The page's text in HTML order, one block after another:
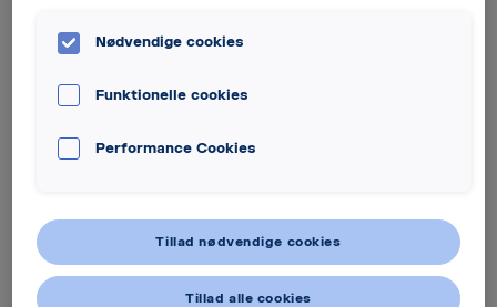
Nødvendige cookies
Funktionelle cookies
Performance Cookies
Tillad nødvendige cookies
Tillad alle cookies